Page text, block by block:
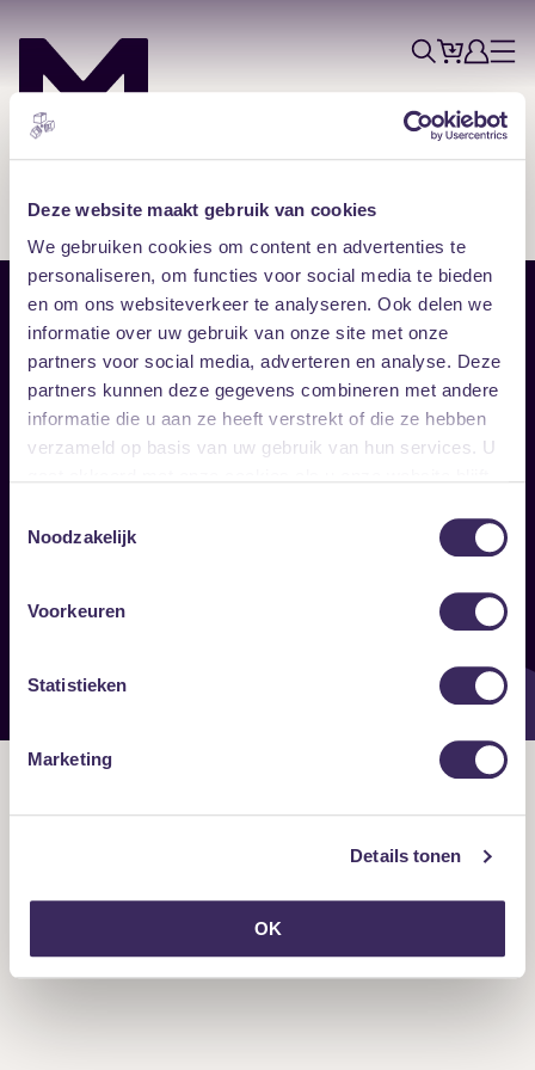
Deze website maakt gebruik van cookies
We gebruiken cookies om content en advertenties te
personaliseren, om functies voor social media te bieden
en om ons websiteverkeer te analyseren. Ook delen we
informatie over uw gebruik van onze site met onze
partners voor social media, adverteren en analyse. Deze
partners kunnen deze gegevens combineren met andere
informatie die u aan ze heeft verstrekt of die ze hebben
verzameld op basis van uw gebruik van hun services. U
Noodzakelijk
Voorkeuren
Statistieken
Marketing
Details tonen
OK
ZoekTicketsAccount
Menu
Sitemap
Home
Vrijwilligers
Verhuur
Disclaimer
Toegankelijkheid
Privacy & cookies
Follow
Onze nieuwsbrief ontvangen?